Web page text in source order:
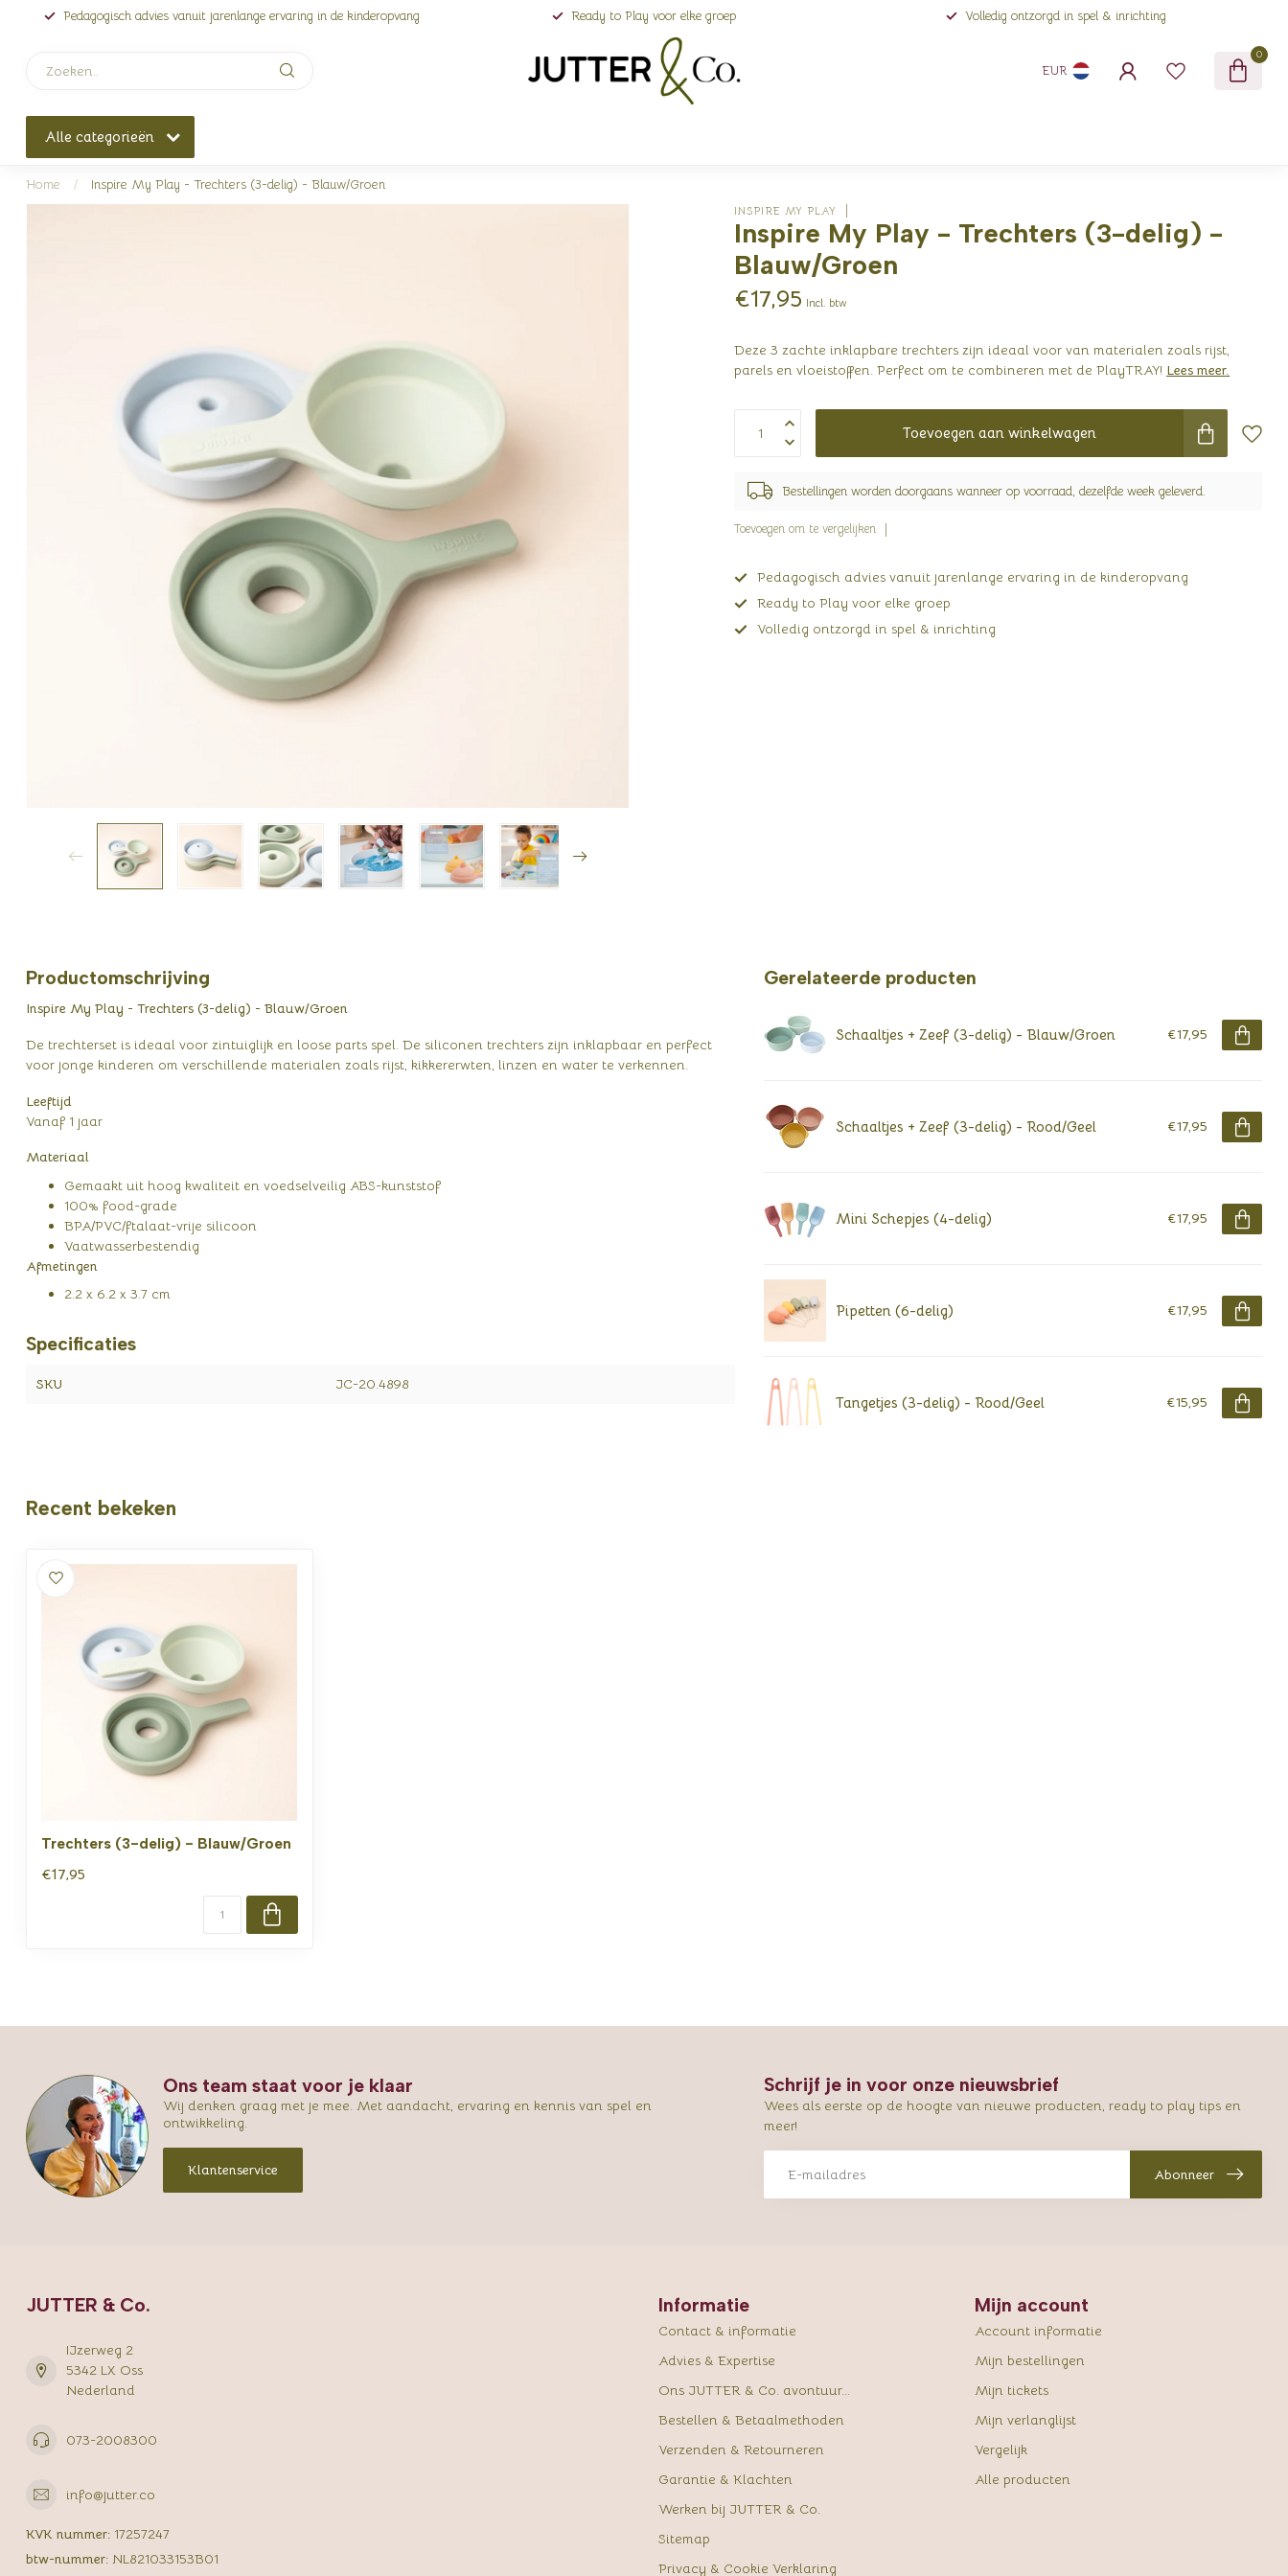
Pedagogisch advies vanuit jarenlange ervaring in de kinderopvang Ready to Play voor elke groep Volledig ontzorgd in spel & inrichting
EUR
0
Alle categorieën
Home / Inspire My Play - Trechters (3-delig) - Blauw/Groen
INSPIRE MY PLAY
Inspire My Play - Trechters (3-delig) -
Blauw/Groen
€17,95 Incl. btw
Deze 3 zachte inklapbare trechters zijn ideaal voor van materialen zoals rijst,
parels en vloeistoffen. Perfect om te combineren met de PlayTRAY! Lees meer.
Toevoegen aan winkelwagen
Bestellingen worden doorgaans wanneer op voorraad, dezelfde week geleverd.
Toevoegen om te vergelijken
Pedagogisch advies vanuit jarenlange ervaring in de kinderopvang
Ready to Play voor elke groep
Volledig ontzorgd in spel & inrichting
Productomschrijving
Inspire My Play - Trechters (3-delig) - Blauw/Groen
De trechterset is ideaal voor zintuiglijk en loose parts spel. De siliconen trechters zijn inklapbaar en perfect
voor jonge kinderen om verschillende materialen zoals rijst, kikkererwten, linzen en water te verkennen.
Leeftijd
Vanaf 1 jaar
Materiaal
Gemaakt uit hoog kwaliteit en voedselveilig ABS-kunststof
100% food-grade
BPA/PVC/ftalaat-vrije silicoon
Vaatwasserbestendig
Afmetingen
2.2 x 6.2 x 3.7 cm
Specificaties
SKU JC-20.4898
Gerelateerde producten
Schaaltjes + Zeef (3-delig) - Blauw/Groen €17,95
Schaaltjes + Zeef (3-delig) - Rood/Geel €17,95
Mini Schepjes (4-delig) €17,95
Pipetten (6-delig) €17,95
Tangetjes (3-delig) - Rood/Geel €15,95
Recent bekeken
Trechters (3-delig) - Blauw/Groen
€17,95
Ons team staat voor je klaar
Wij denken graag met je mee. Met aandacht, ervaring en kennis van spel en
ontwikkeling.
Klantenservice
Schrijf je in voor onze nieuwsbrief
Wees als eerste op de hoogte van nieuwe producten, ready to play tips en
meer!
Abonneer
JUTTER & Co.
IJzerweg 2
5342 LX Oss
Nederland
073-2008300
info@jutter.co
KVK nummer: 17257247
btw-nummer: NL821033153B01
Informatie
Contact & informatie
Advies & Expertise
Ons JUTTER & Co. avontuur...
Bestellen & Betaalmethoden
Verzenden & Retourneren
Garantie & Klachten
Werken bij JUTTER & Co.
Sitemap
Privacy & Cookie Verklaring
Mijn account
Account informatie
Mijn bestellingen
Mijn tickets
Mijn verlanglijst
Vergelijk
Alle producten